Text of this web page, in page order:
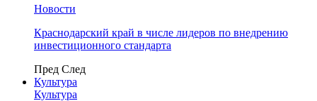
Новости
Краснодарский край в числе лидеров по внедрению
инвестиционного стандарта
Пред След
Культура
Культура